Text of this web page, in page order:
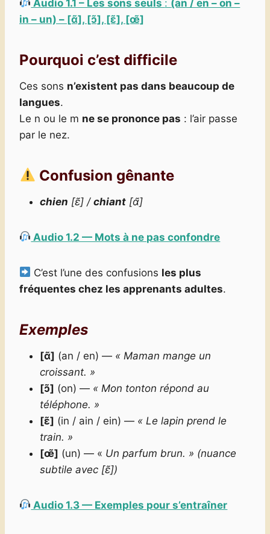
Audio 1.1 – Les sons seuls : (an / en – on –
in – un) – [ɑ̃], [ɔ̃], [ɛ̃], [œ̃]
Pourquoi c’est difficile
Ces sons n’existent pas dans beaucoup de
langues.
Le n ou le m ne se prononce pas : l’air passe
par le nez.
Confusion gênante
chien [ɛ̃] / chiant [ɑ̃]
Audio 1.2 — Mots à ne pas confondre
C’est l’une des confusions les plus
fréquentes chez les apprenants adultes.
Exemples
[ɑ̃] (an / en) — « Maman mange un
croissant. »
[ɔ̃] (on) — « Mon tonton répond au
téléphone. »
[ɛ̃] (in / ain / ein) — « Le lapin prend le
train. »
[œ̃] (un) — « Un parfum brun. » (nuance
subtile avec [ɛ̃])
Audio 1.3 — Exemples pour s’entraîner